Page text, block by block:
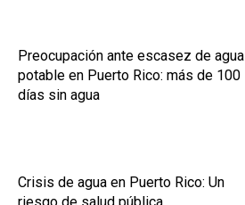
Preocupación ante escasez de agua
potable en Puerto Rico: más de 100
días sin agua
Crisis de agua en Puerto Rico: Un